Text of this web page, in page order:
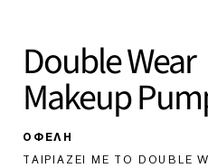
Double Wear
Makeup
ΟΦΕΛΗ
TΑΙΡΙΑΖΕΙ ΜΕ ΤΟ DOUBLE